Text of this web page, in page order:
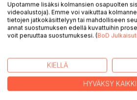
KUVAUS
lähtien työväestön asuinalue.
tehdasalue, kun sinne vuonna 1882
jonka rakennuksesta tuli myöhemmin
Upotamme lisäksi kolmansien osapuolten
videoalustoja). Emme voi vaikuttaa
tietojen jatkokäsittelyyn tai mahdolliseen
annat suostumuksen edellä kuvattuihin
voit peruuttaa suostumuksesi. (BoD
KIELLÄ
HYVÄKSY KAIKKI